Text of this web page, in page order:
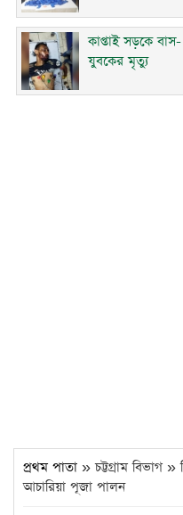
কাপ্তাই সড়কে
যুবকের মৃত্যু
প্রথম পাতা » চট্টগ্রাম বিভাগ
আচারিয়া পূজা পালন